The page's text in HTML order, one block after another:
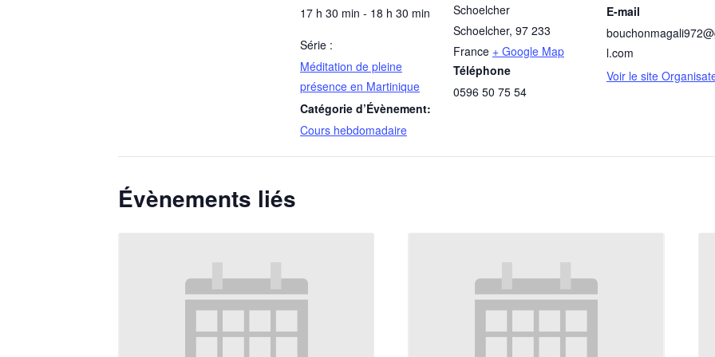
17 h 30 min - 18 h 30 min
Série :
Méditation de pleine
présence en Martinique
Catégorie d’Évènement:
Cours hebdomadaire
Schoelcher
Schoelcher, 97 233
France + Google Map
Téléphone
0596 50 75 54
E-mail
l.com
Voir le site
Évènements liés